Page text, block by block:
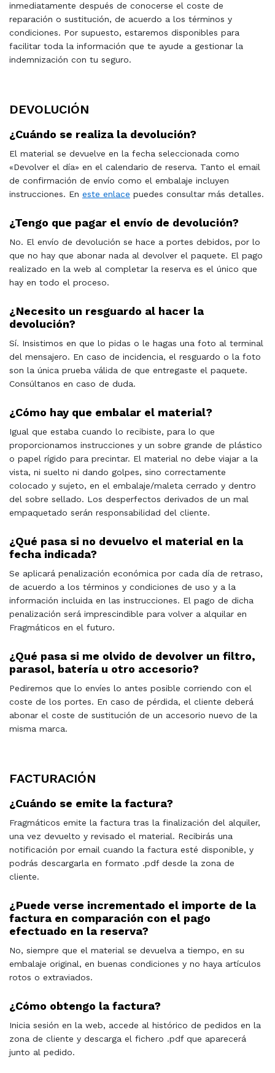
inmediatamente después de conocerse el coste de
reparación o sustitución, de acuerdo a los términos y
condiciones. Por supuesto, estaremos disponibles para
facilitar toda la información que te ayude a gestionar la
indemnización con tu seguro.
DEVOLUCIÓN
¿Cuándo se realiza la devolución?
El material se devuelve en la fecha seleccionada como
«Devolver el día» en el calendario de reserva. Tanto el email
de confirmación de envío como el embalaje incluyen
instrucciones. En este enlace puedes consultar más detalles.
¿Tengo que pagar el envío de devolución?
No. El envío de devolución se hace a portes debidos, por lo
que no hay que abonar nada al devolver el paquete. El pago
realizado en la web al completar la reserva es el único que
hay en todo el proceso.
¿Necesito un resguardo al hacer la
devolución?
Sí. Insistimos en que lo pidas o le hagas una foto al terminal
del mensajero. En caso de incidencia, el resguardo o la foto
son la única prueba válida de que entregaste el paquete.
Consúltanos en caso de duda.
¿Cómo hay que embalar el material?
Igual que estaba cuando lo recibiste, para lo que
proporcionamos instrucciones y un sobre grande de plástico
o papel rígido para precintar. El material no debe viajar a la
vista, ni suelto ni dando golpes, sino correctamente
colocado y sujeto, en el embalaje/maleta cerrado y dentro
del sobre sellado. Los desperfectos derivados de un mal
empaquetado serán responsabilidad del cliente.
¿Qué pasa si no devuelvo el material en la
fecha indicada?
Se aplicará penalización económica por cada día de retraso,
de acuerdo a los términos y condiciones de uso y a la
información incluida en las instrucciones. El pago de dicha
penalización será imprescindible para volver a alquilar en
Fragmáticos en el futuro.
¿Qué pasa si me olvido de devolver un filtro,
parasol, batería u otro accesorio?
Pediremos que lo envíes lo antes posible corriendo con el
coste de los portes. En caso de pérdida, el cliente deberá
abonar el coste de sustitución de un accesorio nuevo de la
misma marca.
FACTURACIÓN
¿Cuándo se emite la factura?
Fragmáticos emite la factura tras la finalización del alquiler,
una vez devuelto y revisado el material. Recibirás una
notificación por email cuando la factura esté disponible, y
podrás descargarla en formato .pdf desde la zona de
cliente.
¿Puede verse incrementado el importe de la
factura en comparación con el pago
efectuado en la reserva?
No, siempre que el material se devuelva a tiempo, en su
embalaje original, en buenas condiciones y no haya artículos
rotos o extraviados.
¿Cómo obtengo la factura?
Inicia sesión en la web, accede al histórico de pedidos en la
zona de cliente y descarga el fichero .pdf que aparecerá
junto al pedido.